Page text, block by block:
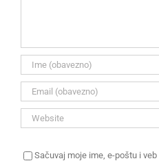
Sačuvaj moje ime, e-poštu i